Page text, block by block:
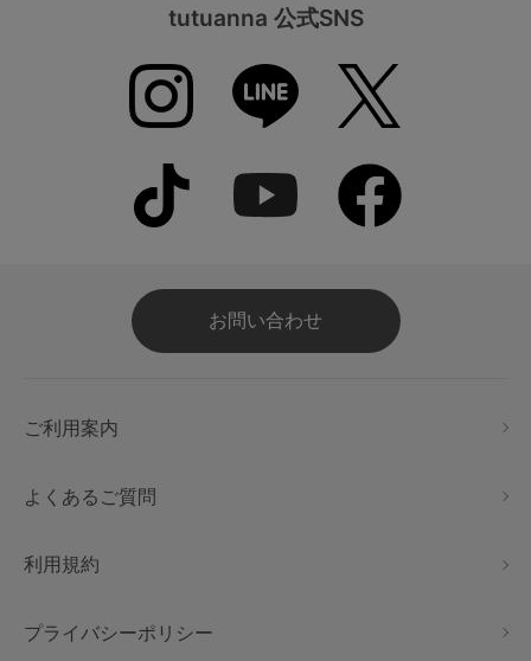
tutuanna 公式SNS
お問い合わせ
ご利用案内
よくあるご質問
利用規約
プライバシーポリシー